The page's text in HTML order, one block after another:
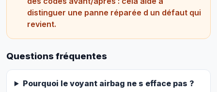
distinguer une panne réparée d un défaut qui
revient.
Questions fréquentes
Pourquoi le voyant airbag ne s efface pas ?